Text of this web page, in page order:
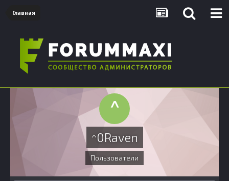
Главная
^0Raven
Пользователи